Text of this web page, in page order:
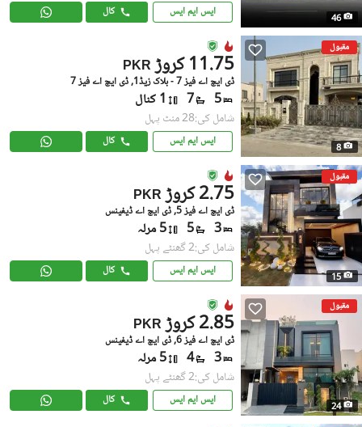
46 ایس ایم ایس کال
مقبول
8
PKR 11.75 کروڑ
ڈی ایچ اے فیز 7 - بلاک زیڈ1, ڈی ایچ اے فیز 7
5
7 1 کنال
شامل کی:28 منٹ پہل
ایس ایم ایس کال
مقبول
15
PKR 2.75 کروڑ
ڈی ایچ اے فیز 5, ڈی ایچ اے ڈیفینس
3
5 5 مرلہ
شامل کی:2 گھنٹے پہل
ایس ایم ایس کال
مقبول
24
PKR 2.85 کروڑ
ڈی ایچ اے فیز 6, ڈی ایچ اے ڈیفینس
3
4 5 مرلہ
شامل کی:2 گھنٹے پہل
ایس ایم ایس کال